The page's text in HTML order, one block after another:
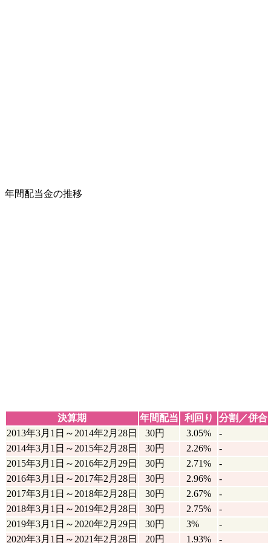
年間配当金の推移
決算期 年間配当 利回り
分割／併合
2013年3月1日～2014年2月28日
30円 3.05%
-
2014年3月1日～2015年2月28日
30円 2.26%
-
2015年3月1日～2016年2月29日
30円 2.71%
-
2016年3月1日～2017年2月28日
30円 2.96%
-
2017年3月1日～2018年2月28日
30円 2.67%
-
2018年3月1日～2019年2月28日
30円 2.75%
-
2019年3月1日～2020年2月29日
30円 3%
-
2020年3月1日～2021年2月28日
20円 1.93% -